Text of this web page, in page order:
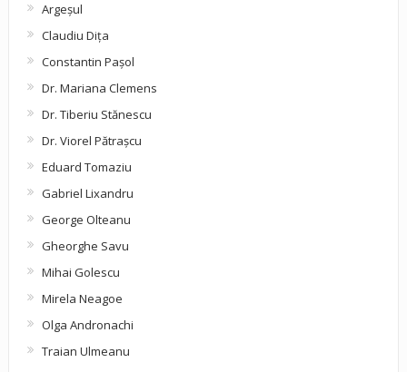
Argeşul
Claudiu Diţa
Constantin Pașol
Dr. Mariana Clemens
Dr. Tiberiu Stănescu
Dr. Viorel Pătraşcu
Eduard Tomaziu
Gabriel Lixandru
George Olteanu
Gheorghe Savu
Mihai Golescu
Mirela Neagoe
Olga Andronachi
Traian Ulmeanu